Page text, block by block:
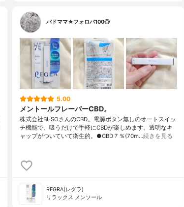
バドママ★フォロバ100◎
5.00
メントールフレーバーCBD。
株式会社BI-SOさんのCBD。電源ボタン無しのオートスイッ
チ機能で、吸うだけで手軽にCBDが楽しめます。透明なキ
ャップがついていて衛生的。●CBD７％(70m…続きを見る
REGRA(レグラ)
リラックス メンソール